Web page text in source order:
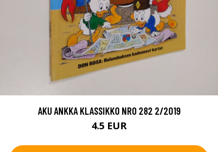
AKU ANKKA KLASSIKKO NRO 282 2/2019
4.5 EUR